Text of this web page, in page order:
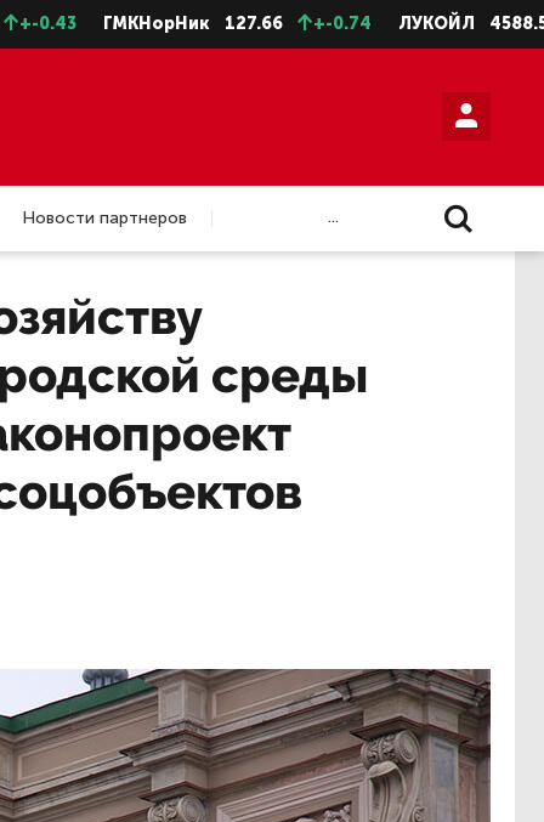
ГМКНорНик 127.66 +-0.74 ЛУКОЙЛ 4588.5 +-
Новости партнеров ...
среды